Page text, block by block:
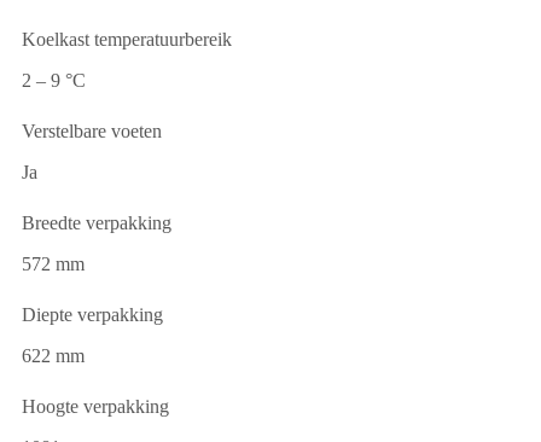
Koelkast temperatuurbereik
2 – 9 °C
Verstelbare voeten
Ja
Breedte verpakking
572 mm
Diepte verpakking
622 mm
Hoogte verpakking